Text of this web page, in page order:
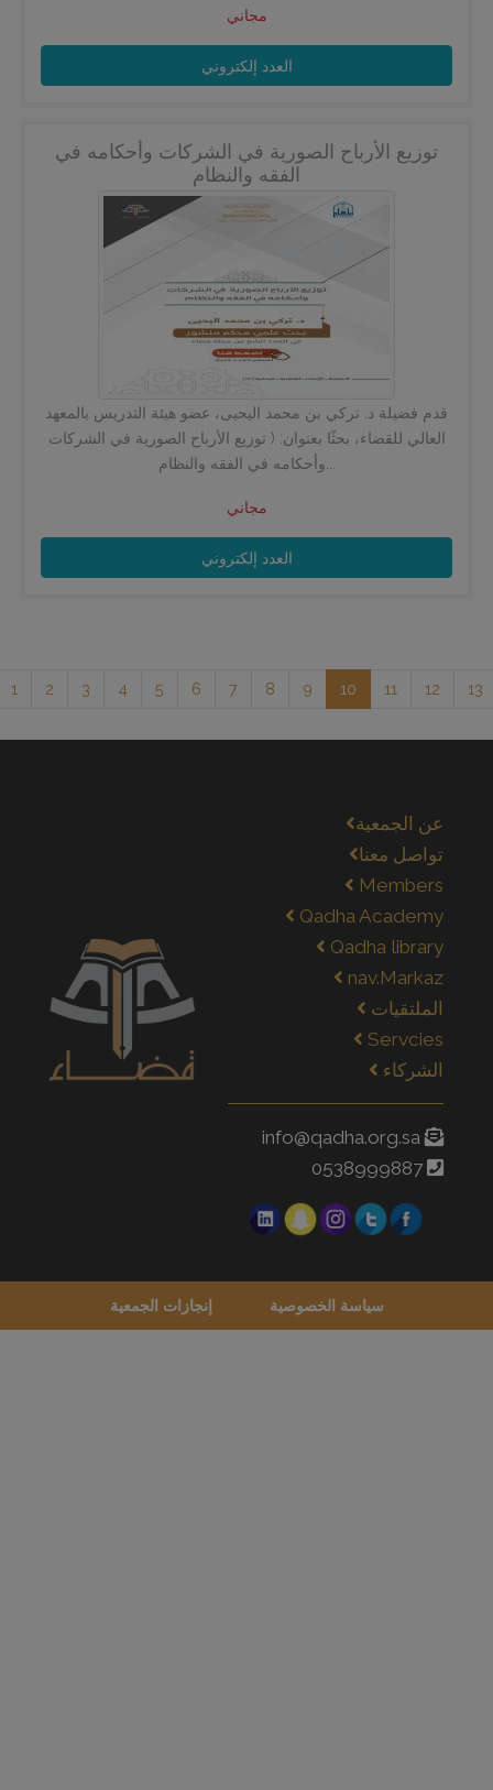
مجاني
العدد إلكتروني
توزيع الأرباح الصورية في الشركات وأحكامه في
الفقه والنظام
قدم فضيلة د. تركي بن محمد اليحيى، عضو هيئة التدريس بالمعهد
العالي للقضاء، بحثًا بعنوان: ( توزيع الأرباح الصورية في الشركات
مجاني
العدد إلكتروني
1 2 3 4 5 6 7 8 9 10 11 12 13
عن الجمعية
تواصل معنا
Members
Qadha Academy
Qadha library
nav.Markaz
الملتقيات
Servcies
الشركاء
info@qadha.org.sa
0538999887
سياسة الخصوصية إنجازات الجمعية